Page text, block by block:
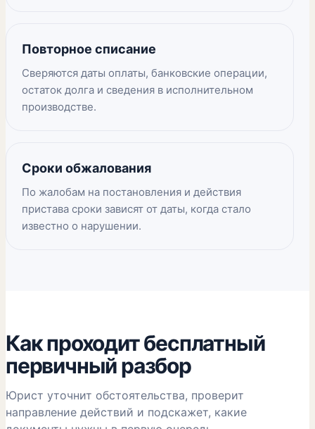
Повторное списание
Сверяются даты оплаты, банковские операции,
остаток долга и сведения в исполнительном
производстве.
Сроки обжалования
По жалобам на постановления и действия
пристава сроки зависят от даты, когда стало
известно о нарушении.
Как проходит бесплатный
первичный разбор
Юрист уточнит обстоятельства, проверит
направление действий и подскажет, какие